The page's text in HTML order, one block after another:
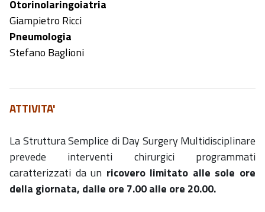
Otorinolaringoiatria
Giampietro Ricci
Pneumologia
Stefano Baglioni
ATTIVITA'
La Struttura Semplice di Day Surgery Multidisciplinare
prevede interventi chirurgici programmati
caratterizzati da un ricovero limitato alle sole ore
della giornata, dalle ore 7.00 alle ore 20.00.